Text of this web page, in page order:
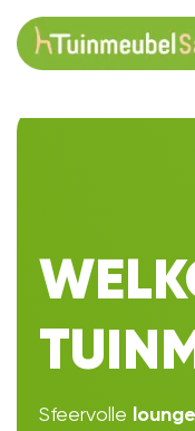
Sfeervolle